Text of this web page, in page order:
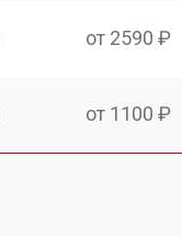
от 2590 ₽
от 1100 ₽